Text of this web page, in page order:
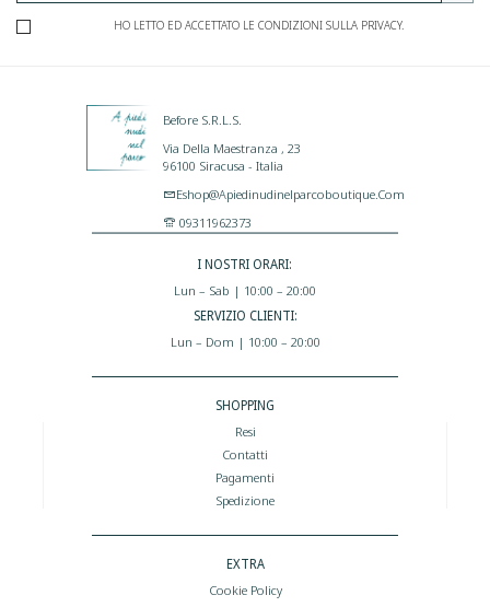
HO LETTO ED ACCETTATO LE CONDIZIONI SULLA PRIVACY.
Before S.r.l.s.
Via Della Maestranza , 23
96100 Siracusa - Italia
Eshop@apiedinudinelparcoboutique.com
09311962373
I NOSTRI ORARI:
Lun – Sab | 10:00 – 20:00
SERVIZIO CLIENTI:
Lun – Dom | 10:00 – 20:00
SHOPPING
Resi
Contatti
Pagamenti
Spedizione
EXTRA
Cookie Policy